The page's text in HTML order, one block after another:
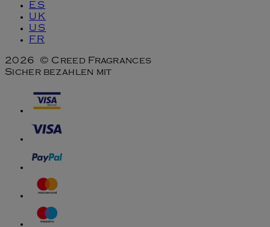
ES
UK
US
FR
2026 © Creed Fragrances
Sicher bezahlen mit